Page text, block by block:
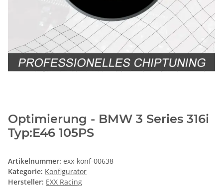
Optimierung - BMW 3 Series 316i
Typ:E46 105PS
Artikelnummer: exx-konf-00638
Kategorie: Konfigurator
Hersteller: EXX Racing